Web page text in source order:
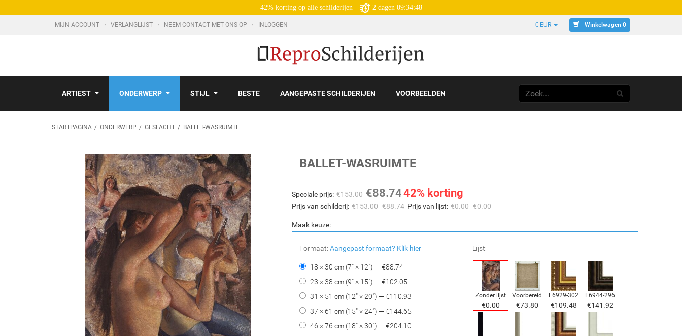
42% korting op alle schilderijen 2 dagen 09:34:47
MIJN ACCOUNT VERLANGLIJST NEEM CONTACT MET ONS OP INLOGGEN € EUR Winkelwagen 0
ARTIEST ONDERWERP STIJL BESTE AANGEPASTE SCHILDERIJEN VOORBEELDEN
STARTPAGINA ONDERWERP GESLACHT BALLET-WASRUIMTE
BALLET-WASRUIMTE
Speciale prijs: €153.00 €88.7442% korting
Prijs van schilderij: €153.00 €88.74 Prijs van lijst: €0.00 €0.00
Maak keuze:
Formaat: Aangepast formaat? Klik hier
18 × 30 cm (7" × 12") — €88.74
23 × 38 cm (9" × 15") — €102.05
31 × 51 cm (12" × 20") — €110.93
37 × 61 cm (15" × 24") — €144.65
46 × 76 cm (18" × 30") — €204.10
Lijst:
Zonder lijst
€0.00
Voorbereid
€73.80
F6929-302
€109.48
F6944-296
€141.92